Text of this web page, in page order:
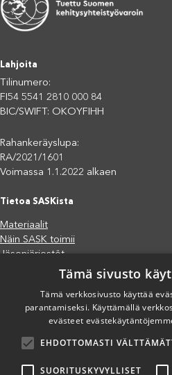
Lahjoita
Tilinumero:
FI54 5541 2810 000 84
BIC/SWIFT: OKOYFIHH
Rahankeräyslupa:
RA/2021/1601
Voimassa 1.1.2022 alkaen
Tietoa SASKista
Materiaalit
Näin SASK toimii
Jäsenjärjestöt
Saavutettavuusseloste
Tietosuojaseloste
Eettiset periaatteet (pdf)
Miten voit auttaa?
Lahjoita
Liity kannatusjäseneksi
Tämä sivusto
Tämä verkkosivusto käyttää
parantamiseksi. Käyttämällä
evästeet
EHDOTTOMASTI
SUORITUSKYVYLLISET